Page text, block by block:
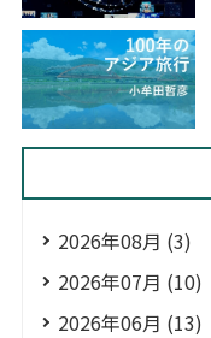
2026年08月 (3)
2026年07月 (10)
2026年06月 (13)